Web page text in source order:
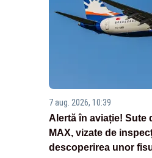
7 aug. 2026, 10:39
Alertă în aviație! Sute
MAX, vizate de
descoperirea unor